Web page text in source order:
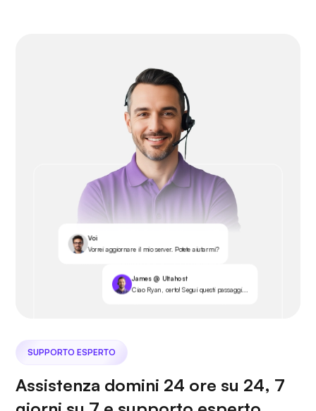
Voi
Vorrei aggiornare il mio server. Potete aiutarmi?
James @ Ultahost
Ciao Ryan, certo! Segui questi passaggi...
SUPPORTO ESPERTO
Assistenza domini 24 ore su 24, 7